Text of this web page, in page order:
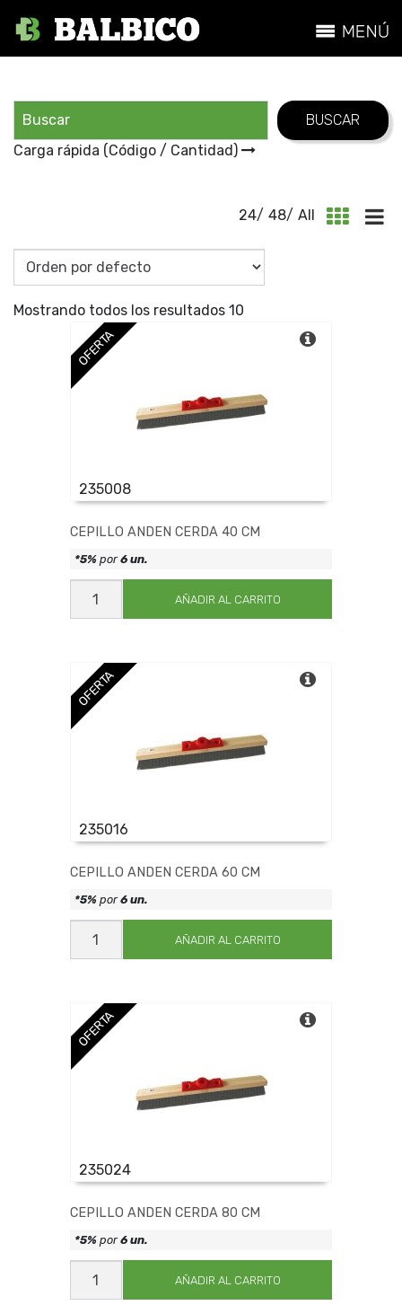
Carga rápida (Código / Cantidad)
24/ 48/ All
Mostrando todos los resultados 10
OFERTA
235008
CEPILLO ANDEN CERDA 40 CM
CEPILLO
ANDEN
CERDA
AÑADIR AL CARRITO
*5%por6 un.
OFERTA
235016
CEPILLO ANDEN CERDA 60 CM
CEPILLO
ANDEN
CERDA
AÑADIR AL CARRITO
*5%por6 un.
OFERTA
235024
CEPILLO ANDEN CERDA 80 CM
CEPILLO
ANDEN
CERDA
AÑADIR AL CARRITO
*5%por6 un.